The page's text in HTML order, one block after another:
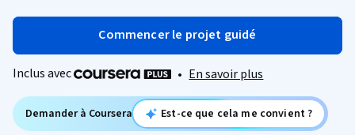
Commencer le projet guidé
Inclus avec • En savoir plus
Demander à Coursera Est-ce que cela me convient ?